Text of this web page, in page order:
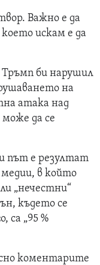
Важно е да
искам е да
Тръмп би нарушил
на
атака над
да се
път е резултат
в който
„нечестни“
където се
са „95 %
коментарите